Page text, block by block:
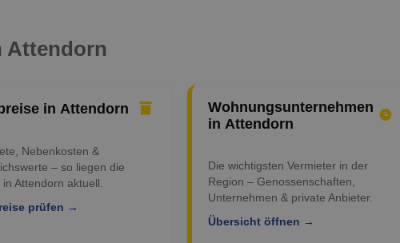
Attendorn
in Attendorn
Nebenkosten &
– so liegen die
Attendorn aktuell.
prüfen →
Wohnungsunternehmen
in Attendorn
Die wichtigsten Vermieter in der
Region – Genossenschaften,
Unternehmen & private Anbieter.
Übersicht öffnen →